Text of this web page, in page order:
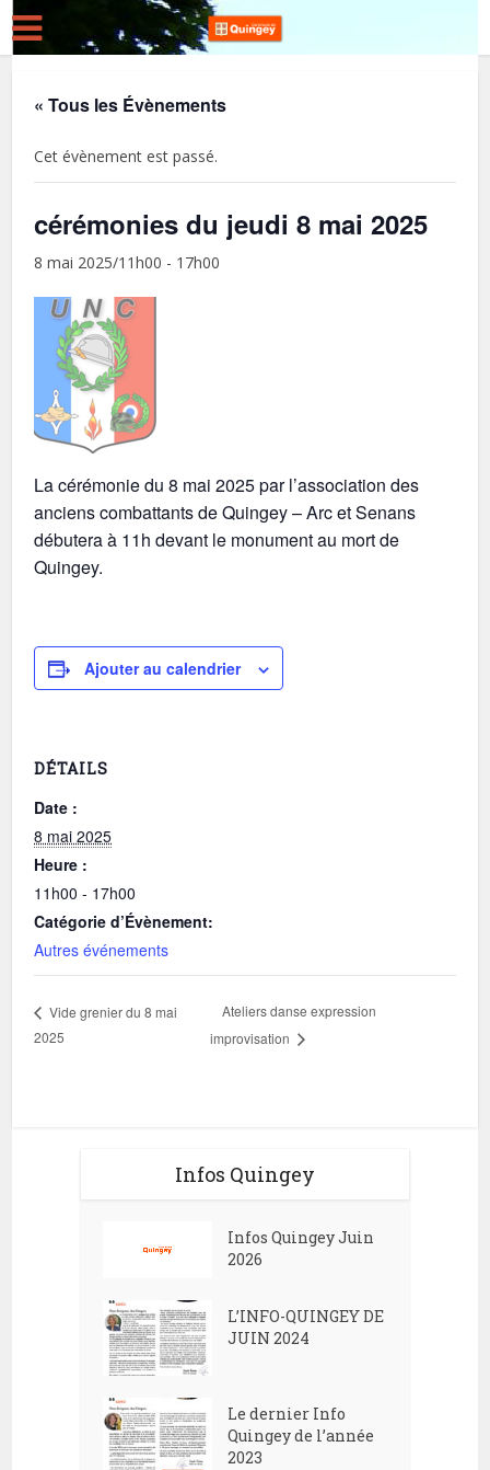
« Tous les Évènements
Cet évènement est passé.
cérémonies du jeudi 8 mai 2025
8 mai 2025/11h00 - 17h00
La cérémonie du 8 mai 2025 par l’association des
anciens combattants de Quingey – Arc et Senans
débutera à 11h devant le monument au mort de
Quingey.
Ajouter au calendrier
DÉTAILS
Date :
8 mai 2025
Heure :
11h00 - 17h00
Catégorie d’Évènement:
Autres événements
Vide grenier du 8 mai
2025
Ateliers danse expression
improvisation
Infos Quingey
Infos Quingey Juin
2026
L’INFO-QUINGEY DE
JUIN 2024
Le dernier Info
Quingey de l’année
2023